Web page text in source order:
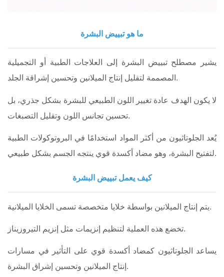
ما هو تبييض البشرة
يشير مصطلح تبييض البشرة إلى العلاجات الطبية أو التجميلية
المصممة لتقليل إنتاج الميلانين وتحسين إشراقة الجلد.
لا يكون الهدف عادة تغيير اللون الطبيعي للبشرة بشكل جذري، بل
تحسين تجانس اللون وتقليل التصبغات.
يُعد الجلوتاثيون من أكثر المواد استخدامًا في البروتوكولات الطبية
لتفتيح البشرة، وهو مضاد أكسدة قوي ينتجه الجسم بشكل طبيعي.
كيف يعمل تبييض البشرة
يتم إنتاج الميلانين بواسطة خلايا متخصصة تسمى الخلايا الميلانية.
تخضع هذه العملية لتنظيم إنزيمات مثل إنزيم التيروزيناز.
يساعد الجلوتاثيون كمضاد أكسدة قوي على التأثير في مسارات
إنتاج الميلانين وتحسين إشراق البشرة.